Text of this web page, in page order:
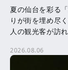
夏の仙台を彩る
りが街を埋め尽
人の観光客が訪
2026.08.06